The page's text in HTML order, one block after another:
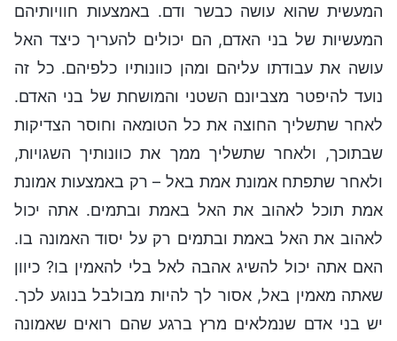
המעשית שהוא עושה כבשר ודם. באמצעות חוויותיהם
המעשיות של בני האדם, הם יכולים להעריך כיצד האל
עושה את עבודתו עליהם ומהן כוונותיו כלפיהם. כל זה
נועד להיפטר מצביונם השטני והמושחת של בני האדם.
לאחר שתשליך החוצה את כל הטומאה וחוסר הצדיקות
שבתוכך, ולאחר שתשליך ממך את כוונותיך השגויות,
ולאחר שתפתח אמונת אמת באל – רק באמצעות אמונת
אמת תוכל לאהוב את האל באמת ובתמים. אתה יכול
לאהוב את האל באמת ובתמים רק על יסוד האמונה בו.
האם אתה יכול להשיג אהבה לאל בלי להאמין בו? כיוון
שאתה מאמין באל, אסור לך להיות מבולבל בנוגע לכך.
יש בני אדם שנמלאים מרץ ברגע שהם רואים שאמונה